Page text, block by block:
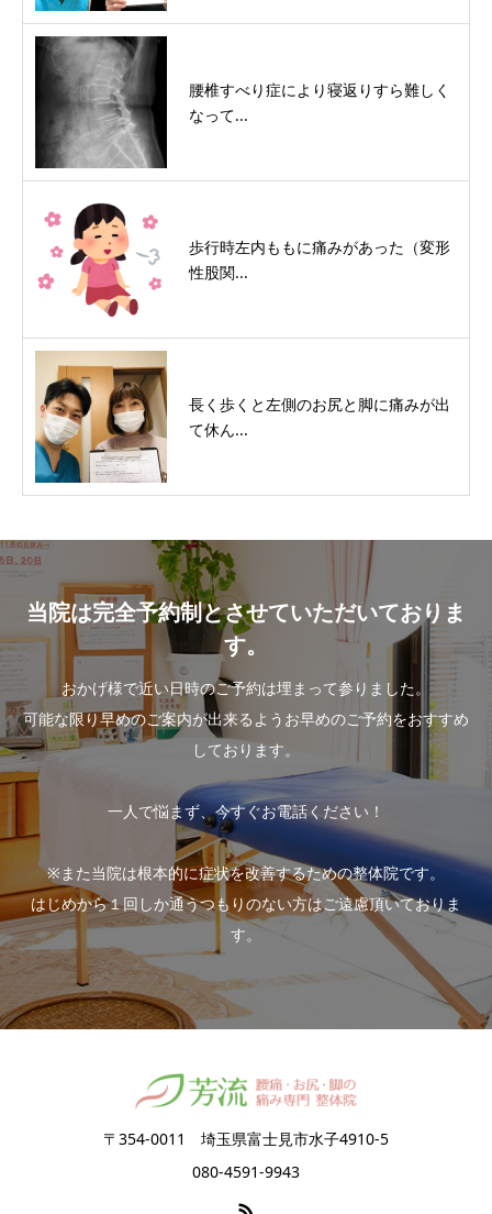
腰椎すべり症により寝返りすら難しく
なって...
歩行時左内ももに痛みがあった（変形
性股関...
長く歩くと左側のお尻と脚に痛みが出
て休ん...
当院は完全予約制とさせていただいておりま
す。
おかげ様で近い日時のご予約は埋まって参りました。
可能な限り早めのご案内が出来るようお早めのご予約をおすすめ
しております。
一人で悩まず、今すぐお電話ください！
※また当院は根本的に症状を改善するための整体院です。
はじめから１回しか通うつもりのない方はご遠慮頂いておりま
す。
〒354-0011 埼玉県富士見市水子4910-5
080-4591-9943